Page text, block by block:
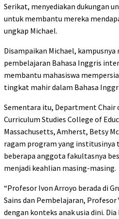
Serikat, menyediakan dukungan
untuk membantu mereka
ungkap Michael.
Disampaikan Michael,
pembelajaran Bahasa Inggris
membantu mahasiswa
tingkat mahir dalam Bahasa
Sementara itu, Department Chair
Curriculum Studies College of
Massachusetts, Amherst, Betsy
ragam program yang institusinya
beberapa anggota fakultasnya
menjadi keahlian masing-masing.
“Profesor Ivon Arroyo berada di
Sains dan Pembelajaran, Profesor
dengan konteks anak usia dini.